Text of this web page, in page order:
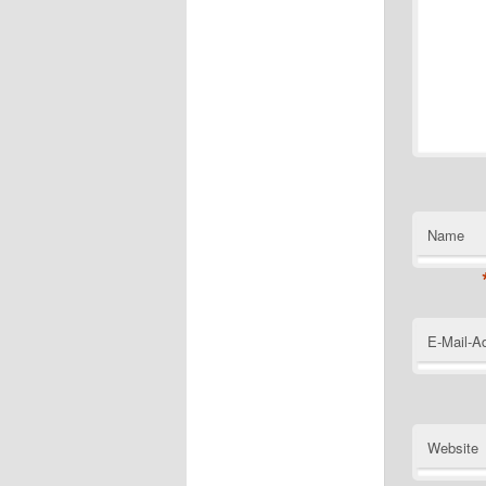
Name
E-Mail-
Website